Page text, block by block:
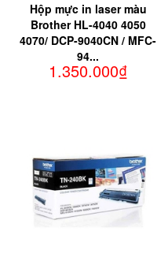
Hộp mực in laser màu
Brother HL-4040 4050
4070/ DCP-9040CN / MFC-
94...
1.350.000₫